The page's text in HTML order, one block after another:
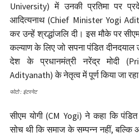
University) में उनकी प्रतिमा पर
आदित्यनाथ (Chief Minister Yogi
कर उन्हें श्रद्धांजलि दी। इस मौके पर
कल्याण के लिए जो सपना पंडित दीनदयाल
देश के प्रधानमंत्री नरेंद्र मोदी
Adityanath) के नेतृत्व में पूर्ण किया जा
फोटो : इंटरनेट
सीएम योगी (CM Yogi) ने कहा कि पंडित
सोच थी कि समाज के सम्पन्न नहीं, बल्कि